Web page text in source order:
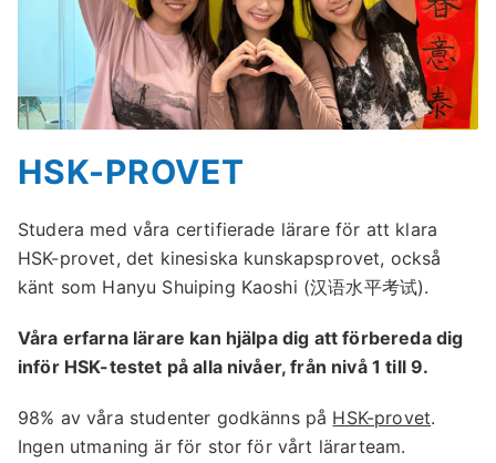
HSK-PROVET
Studera med våra certifierade lärare för att klara
HSK-provet, det kinesiska kunskapsprovet, också
känt som Hanyu Shuiping Kaoshi (汉语水平考试).
Våra erfarna lärare kan hjälpa dig att förbereda dig
inför HSK-testet på alla nivåer, från nivå 1 till 9.
98% av våra studenter godkänns på HSK-provet.
Ingen utmaning är för stor för vårt lärarteam.